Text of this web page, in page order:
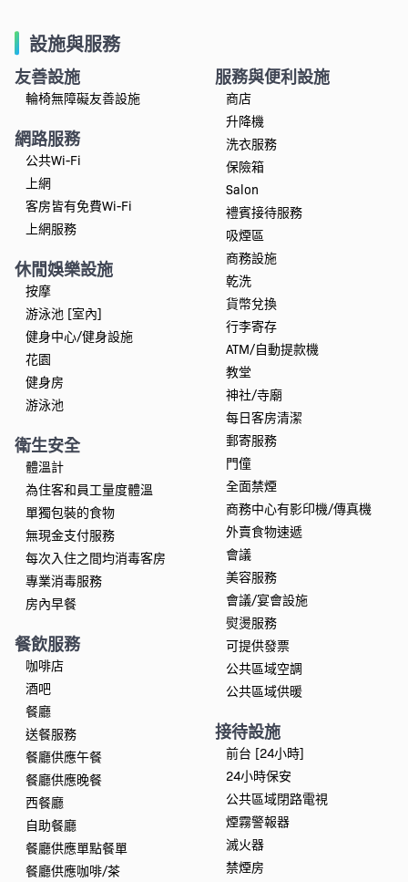
設施與服務
友善設施
輪椅無障礙友善設施
網路服務
公共Wi-Fi
上網
客房皆有免費Wi-Fi
上網服務
休閒娛樂設施
按摩
游泳池 [室內]
健身中心/健身設施
花園
健身房
游泳池
衛生安全
體溫計
為住客和員工量度體溫
單獨包裝的食物
無現金支付服務
每次入住之間均消毒客房
專業消毒服務
房內早餐
餐飲服務
咖啡店
酒吧
餐廳
送餐服務
餐廳供應午餐
餐廳供應晚餐
西餐廳
自助餐廳
餐廳供應單點餐單
餐廳供應咖啡/茶
服務與便利設施
商店
升降機
洗衣服務
保險箱
Salon
禮賓接待服務
吸煙區
商務設施
乾洗
貨幣兌換
行李寄存
ATM/自動提款機
教堂
神社/寺廟
每日客房清潔
郵寄服務
門僮
全面禁煙
商務中心有影印機/傳真機
外賣食物速遞
會議
美容服務
會議/宴會設施
熨燙服務
可提供發票
公共區域空調
公共區域供暖
接待設施
前台 [24小時]
24小時保安
公共區域閉路電視
煙霧警報器
滅火器
禁煙房